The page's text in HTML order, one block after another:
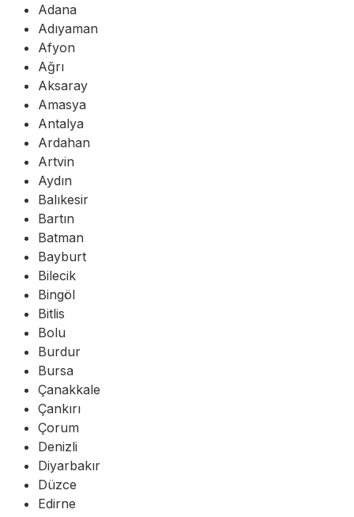
Adana
Adıyaman
Afyon
Ağrı
Aksaray
Amasya
Antalya
Ardahan
Artvin
Aydın
Balıkesir
Bartın
Batman
Bayburt
Bilecik
Bingöl
Bitlis
Bolu
Burdur
Bursa
Çanakkale
Çankırı
Çorum
Denizli
Diyarbakır
Düzce
Edirne